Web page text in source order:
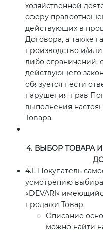
хозяйственной
сферу
действующих в
Договора, а также
производство и/
либо ограничений,
действующего
обязуется нести
нарушения прав
выполнения
Товара.
4. ВЫБОР ТОВАРА
4.1. Покупатель
усмотрению
«DEVARI»
продажи Товар.
Описание
можно найти